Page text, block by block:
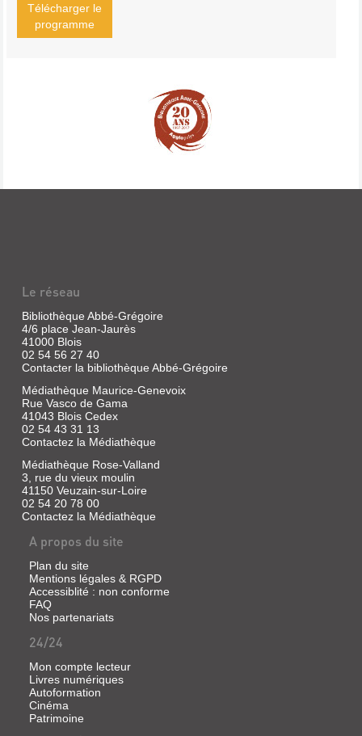
Télécharger le
programme
Le réseau
Bibliothèque Abbé-Grégoire
4/6 place Jean-Jaurès
41000 Blois
02 54 56 27 40
Contacter la bibliothèque Abbé-Grégoire
Médiathèque Maurice-Genevoix
Rue Vasco de Gama
41043 Blois Cedex
02 54 43 31 13
Contactez la Médiathèque
Médiathèque Rose-Valland
3, rue du vieux moulin
41150 Veuzain-sur-Loire
02 54 20 78 00
Contactez la Médiathèque
A propos du site
Plan du site
Mentions légales & RGPD
Accessiblité : non conforme
FAQ
Nos partenariats
24/24
Mon compte lecteur
Livres numériques
Autoformation
Cinéma
Patrimoine